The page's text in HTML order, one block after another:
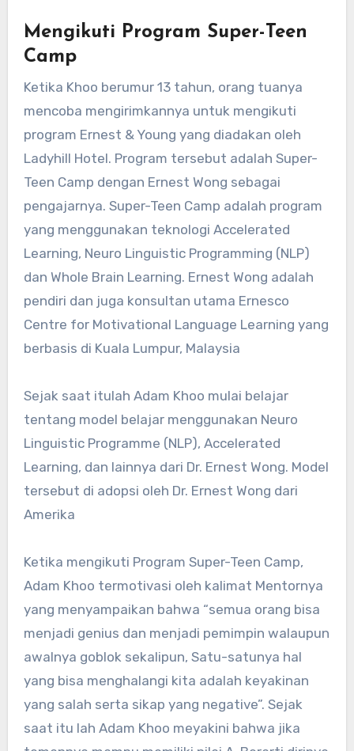
Mengikuti Program Super-Teen
Camp
Ketika Khoo berumur 13 tahun, orang tuanya
mencoba mengirimkannya untuk mengikuti
program Ernest & Young yang diadakan oleh
Ladyhill Hotel. Program tersebut adalah Super-
Teen Camp dengan Ernest Wong sebagai
pengajarnya. Super-Teen Camp adalah program
yang menggunakan teknologi Accelerated
Learning, Neuro Linguistic Programming (NLP)
dan Whole Brain Learning. Ernest Wong adalah
pendiri dan juga konsultan utama Ernesco
Centre for Motivational Language Learning yang
berbasis di Kuala Lumpur, Malaysia
Sejak saat itulah Adam Khoo mulai belajar
tentang model belajar menggunakan Neuro
Linguistic Programme (NLP), Accelerated
Learning, dan lainnya dari Dr. Ernest Wong. Model
tersebut di adopsi oleh Dr. Ernest Wong dari
Amerika
Ketika mengikuti Program Super-Teen Camp,
Adam Khoo termotivasi oleh kalimat Mentornya
yang menyampaikan bahwa “semua orang bisa
menjadi genius dan menjadi pemimpin walaupun
awalnya goblok sekalipun, Satu-satunya hal
yang bisa menghalangi kita adalah keyakinan
yang salah serta sikap yang negative”. Sejak
saat itu lah Adam Khoo meyakini bahwa jika